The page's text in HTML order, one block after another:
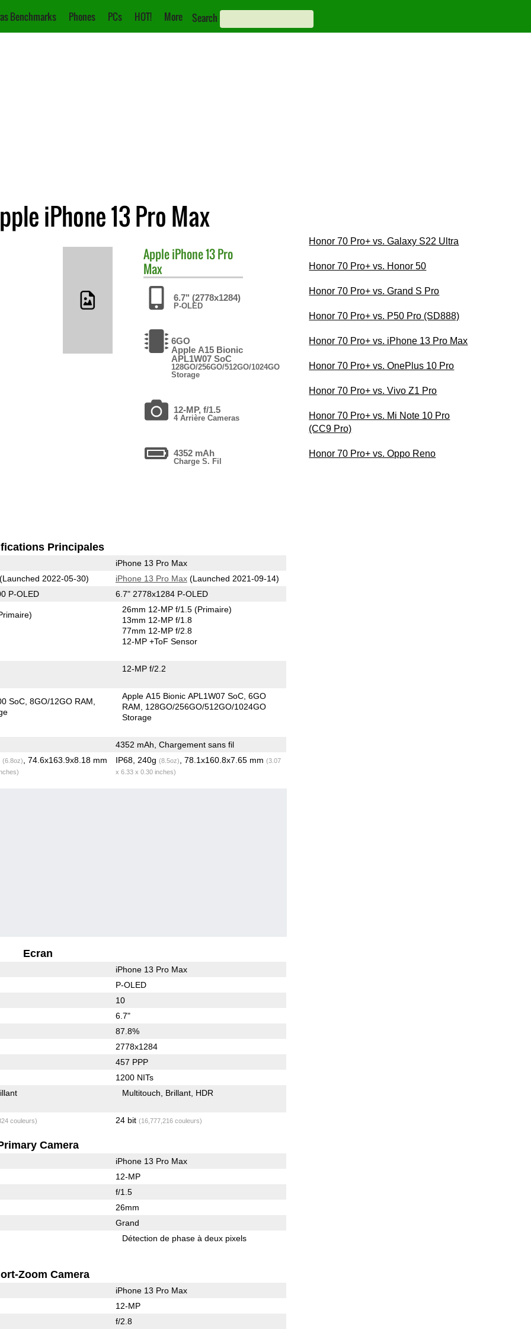
Benchmarks Phones PCs HOT! More Search
iPhone 13 Pro Max
AppleiPhone 13 Pro
Max
6.7" (2778x1284)
P-OLED
6GO
Apple A15 Bionic
APL1W07 SoC
128GO/256GO/512GO/1024GO
Storage
12-MP, f/1.5
4 Arrière Cameras
4352 mAh
Charge S. Fil
Principales
iPhone 13 Pro Max
2022-05-30)
iPhone 13 Pro Max(Launched 2021-09-14)
P-OLED
6.7" 2778x1284 P-OLED
26mm 12-MP f/1.5(Primaire)
13mm 12-MP f/1.8
77mm 12-MP f/2.8
12-MP+ToF Sensor
12-MP f/2.2
SoC 8GO/12GO RAM
Apple A15 Bionic APL1W07 SoC 6GO
RAM
128GO/256GO/512GO/1024GO
Storage
4352 mAh, Chargement sans fil
(6.8oz) , 74.6x163.9x8.18 mm IP68, 240g (8.5oz) , 78.1x160.8x7.65 mm (3.07
x 6.33 x 0.30 inches)
Ecran
iPhone 13 Pro Max
P-OLED
10
6.7"
87.8%
2778x1284
457 PPP
1200 NITs
Multitouch Brillant HDR
couleurs) 24 bit (16,777,216 couleurs)
Camera
iPhone 13 Pro Max
12-MP
f/1.5
26mm
Grand
Détection de phase à deux pixels
Zoom Camera
iPhone 13 Pro Max
12-MP
f/2.8
Honor 70 Pro+ vs. Galaxy S22 Ultra
Honor 70 Pro+ vs. Honor 50
Honor 70 Pro+ vs. Grand S Pro
Honor 70 Pro+ vs. P50 Pro (SD888)
Honor 70 Pro+ vs. iPhone 13 Pro Max
Honor 70 Pro+ vs. OnePlus 10 Pro
Honor 70 Pro+ vs. Vivo Z1 Pro
Honor 70 Pro+ vs. Mi Note 10 Pro
(CC9 Pro)
Honor 70 Pro+ vs. Oppo Reno